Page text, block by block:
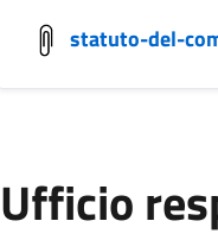
statuto-del-
Ufficio